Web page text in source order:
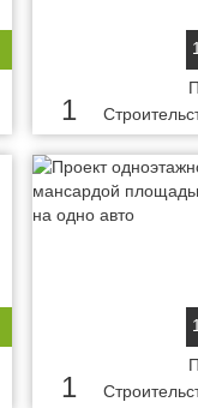
1
1